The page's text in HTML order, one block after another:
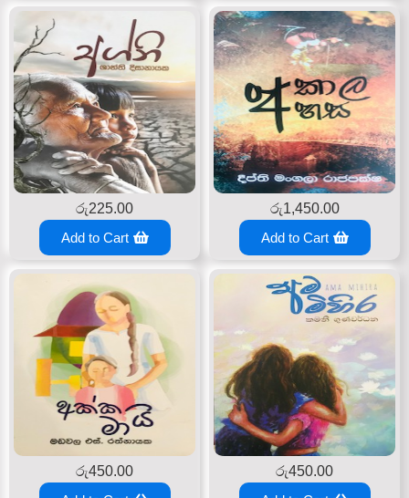
රු225.00
Add to Cart
රු1,450.00
Add to Cart
රු450.00
රු450.00